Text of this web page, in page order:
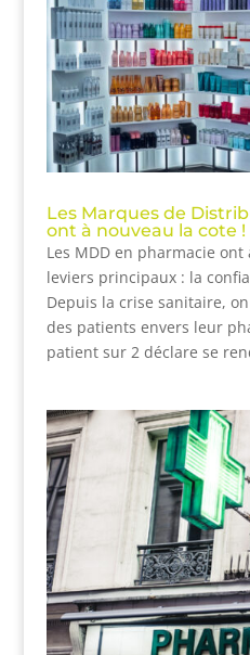
Les Marques de
ont à nouveau la cote !
Les MDD en pharmacie
leviers principaux : la
Depuis la crise sanitaire,
des patients envers leur
patient sur 2 déclare se